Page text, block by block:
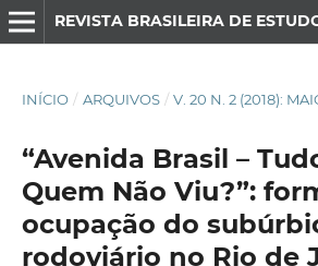
INÍCIO / ARQUIVOS / V. 20 N. 2 (2018):
“Avenida Brasil –
Quem Não Viu?”:
ocupação do
rodoviário no Rio de